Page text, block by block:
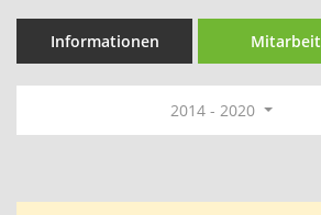
Informationen Mitarbeit
2014 - 2020